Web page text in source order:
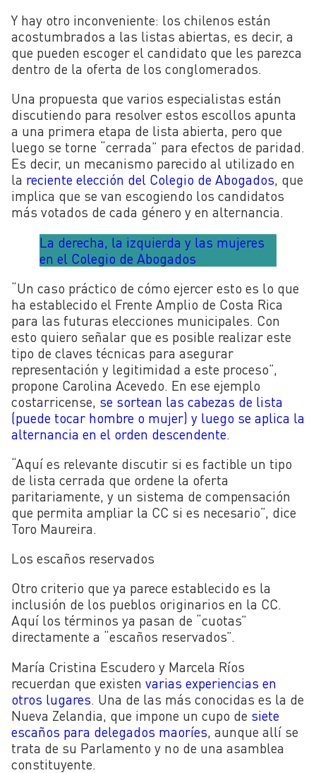
Y hay otro inconveniente: los chilenos están
acostumbrados a las listas abiertas, es decir, a
que pueden escoger el candidato que les parezca
dentro de la oferta de los conglomerados.
Una propuesta que varios especialistas están
discutiendo para resolver estos escollos apunta
a una primera etapa de lista abierta, pero que
luego se torne “cerrada” para efectos de paridad.
Es decir, un mecanismo parecido al utilizado en
la reciente elección del Colegio de Abogados, que
implica que se van escogiendo los candidatos
más votados de cada género y en alternancia.
La derecha, la izquierda y las mujeres
en el Colegio de Abogados
“Un caso práctico de cómo ejercer esto es lo que
ha establecido el Frente Amplio de Costa Rica
para las futuras elecciones municipales. Con
esto quiero señalar que es posible realizar este
tipo de claves técnicas para asegurar
representación y legitimidad a este proceso”,
propone Carolina Acevedo. En ese ejemplo
costarricense, se sortean las cabezas de lista
(puede tocar hombre o mujer) y luego se aplica la
alternancia en el orden descendente.
“Aquí es relevante discutir si es factible un tipo
de lista cerrada que ordene la oferta
paritariamente, y un sistema de compensación
que permita ampliar la CC si es necesario”, dice
Toro Maureira.
Los escaños reservados
Otro criterio que ya parece establecido es la
inclusión de los pueblos originarios en la CC.
Aquí los términos ya pasan de “cuotas”
directamente a “escaños reservados”.
María Cristina Escudero y Marcela Ríos
recuerdan que existen varias experiencias en
otros lugares . Una de las más conocidas es la de
Nueva Zelandia, que impone un cupo de siete
escaños para delegados maoríes , aunque allí se
trata de su Parlamento y no de una asamblea
constituyente.